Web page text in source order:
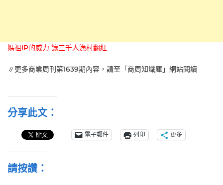
媽祖IP的威力 讓三千人漁村翻紅
∥更多商業周刊第1639期內容，請至「商周知識庫」網站閱讀
分享此文：
電子郵件 列印 更多
請按讚：